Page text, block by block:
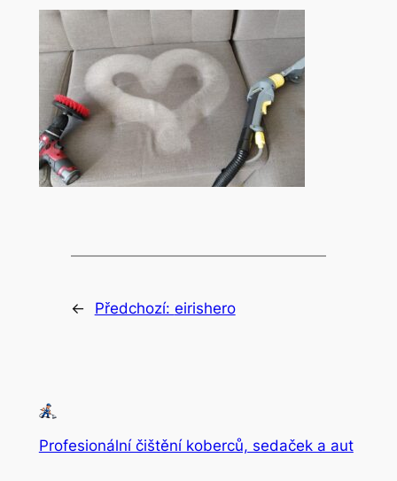
← Předchozí: eirishero
Profesionální čištění koberců, sedaček a aut